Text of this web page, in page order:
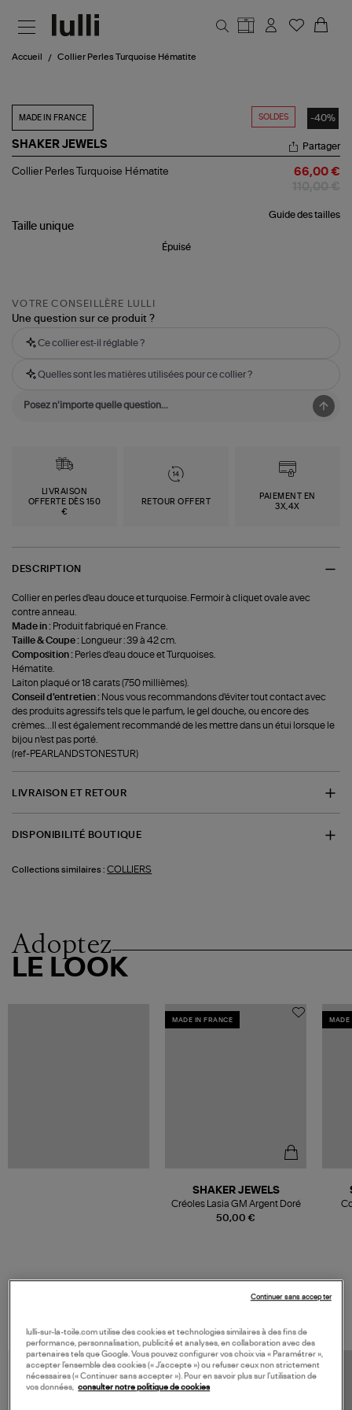
Accueil Collier Perles Turquoise Hématite
SOLDES -40%
MADE IN FRANCE
SHAKER JEWELS
Collier
Partager
Collier Perles Turquoise Hématite 66,00 €
Guide des tailles
Taille unique
Épuisé
VOTRE CONSEILLÈRE LULLI
Une question sur ce produit ?
Ce collier est-il réglable ?
Quelles sont les matières utilisées pour ce collier ?
LIVRAISON
OFFERTE DÈS 150
€
RETOUR OFFERT
PAIEMENT EN
3X,4X
DESCRIPTION
Collier en perles d'eau douce et turquoise. Fermoir à cliquet ovale avec
contre anneau.
Made in : Produit fabriqué en France.
Taille & Coupe :
Longueur : 39 à 42 cm.
Composition : Perles d'eau douce et Turquoises.
Hématite.
Laiton plaqué or 18 carats (750 millièmes).
Conseil d'entretien : Nous vous recommandons d'éviter tout contact avec
des produits agressifs tels que le parfum, le gel douche, ou encore des
crèmes…Il est également recommandé de les mettre dans un étui lorsque le
bijou n'est pas porté.
(ref-PEARLANDSTONESTUR)
LIVRAISON ET RETOUR
DISPONIBILITÉ BOUTIQUE
Collections similaires : COLLIERS
Adoptez
LE LOOK
MADE IN FRANCE
50,00 €
SHAKER JEWELS
Créoles Lasia GM Argent Doré
MADE
lulli-sur-la-toile.com utilise des cookies et technologies similaires à des fins de
performance, personnalisation, publicité et analyses, en collaboration avec des
partenaires tels que Google. Vous pouvez configurer vos choix via « Paramétrer »,
accepter l’ensemble des cookies (« J’accepte ») ou refuser ceux non strictement
nécessaires (« Continuer sans accepter »). Pour en savoir plus sur l’utilisation de
vos données, consulter notre politique de cookies
Continuer sans accepter